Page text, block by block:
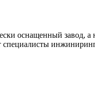
оснащенный завод, а
специалисты